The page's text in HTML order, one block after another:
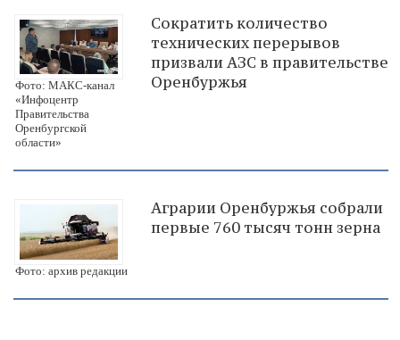
Фото: МАКС-канал
«Инфоцентр
Правительства
Оренбургской
области»
Сократить количество
технических перерывов
призвали АЗС в правительстве
Оренбуржья
Фото: архив редакции
Аграрии Оренбуржья собрали
первые 760 тысяч тонн зерна